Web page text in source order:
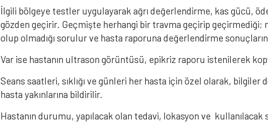
İlgili bölgeye testler uygulayarak ağrı değerlendirme, kas gücü,
gözden geçirir. Geçmişte herhangi bir travma geçirip geçirmediği;
olup olmadığı sorulur ve hasta raporuna değerlendirme
Var ise hastanın ultrason görüntüsü, epikriz raporu istenilerek
Seans saatleri, sıklığı ve günleri her hasta için özel olarak,
hasta yakınlarına bildirilir.
Hastanın durumu, yapılacak olan tedavi, lokasyon ve